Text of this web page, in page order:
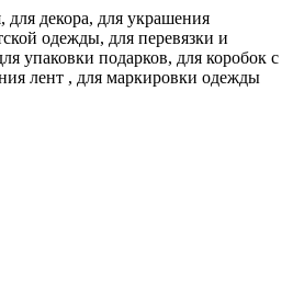
для декора, для украшения
одежды, для перевязки и
упаковки подарков, для коробок с
лент , для маркировки одежды